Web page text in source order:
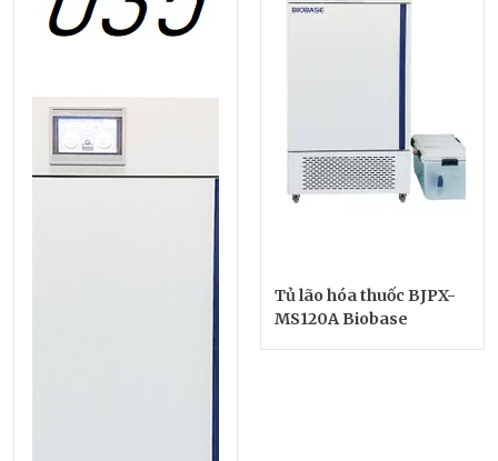
Tủ lão hóa thuốc BJPX-
MS120A Biobase